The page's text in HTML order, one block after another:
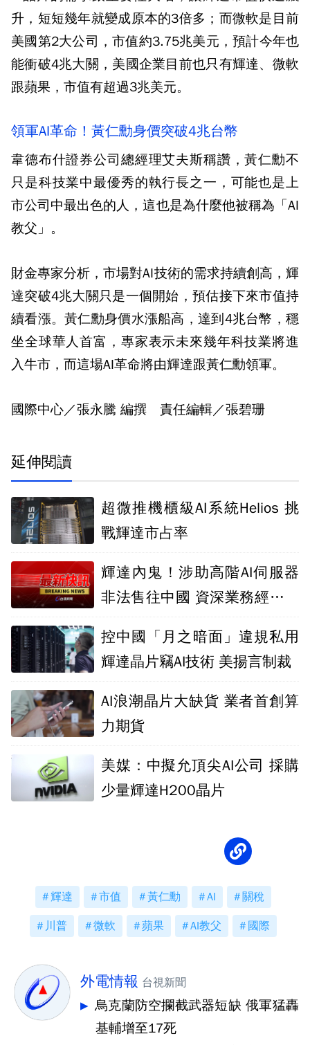
升，短短幾年就變成原本的3倍多；而微軟是目前
美國第2大公司，市值約3.75兆美元，預計今年也
能衝破4兆大關，美國企業目前也只有輝達、微軟
跟蘋果，市值有超過3兆美元。
領軍AI革命！黃仁勳身價突破4兆台幣
韋德布什證券公司總經理艾夫斯稱讚，黃仁勳不
只是科技業中最優秀的執行長之一，可能也是上
市公司中最出色的人，這也是為什麼他被稱為「AI
教父」。
財金專家分析，市場對AI技術的需求持續創高，輝
達突破4兆大關只是一個開始，預估接下來市值持
續看漲。黃仁勳身價水漲船高，達到4兆台幣，穩
坐全球華人首富，專家表示未來幾年科技業將進
入牛市，而這場AI革命將由輝達跟黃仁勳領軍。
國際中心／張永騰 編撰 責任編輯／張碧珊
延伸閱讀
超微推機櫃級AI系統Helios 挑
戰輝達市占率
輝達內鬼！涉助高階AI伺服器
非法售往中國 資深業務經理收
控中國「月之暗面」違規私用
輝達晶片竊AI技術 美揚言制裁
AI浪潮晶片大缺貨 業者首創算
力期貨
美媒：中擬允頂尖AI公司 採購
少量輝達H200晶片
輝達 市值 黃仁勳 AI 關稅
川普 微軟 蘋果 AI教父 國際
外電情報 台視新聞
烏克蘭防空攔截武器短缺 俄軍猛轟
基輔增至17死